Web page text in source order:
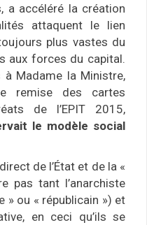
a accéléré la création
attaquent le lien
plus vastes du
aux forces du capital.
Madame la Ministre,
remise des cartes
de l’EPIT 2015,
le modèle social
de l’État et de la «
pas tant l’anarchiste
» ou « républicain ») et
en ceci qu’ils se